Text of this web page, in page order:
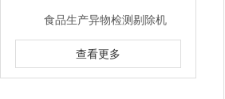
食品生产异物检测剔除机
查看更多